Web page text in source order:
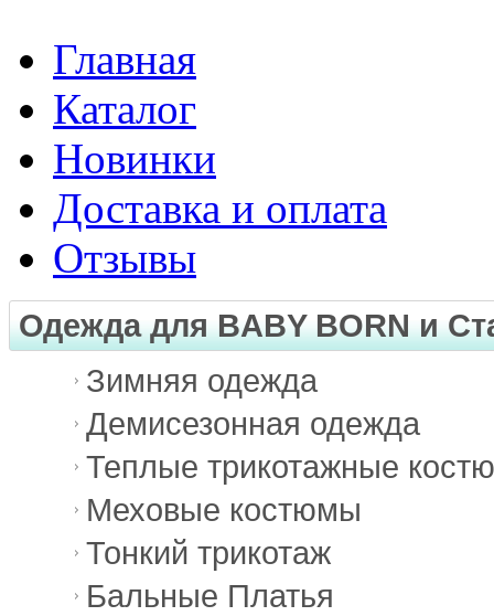
Главная
Каталог
Новинки
Доставка и оплата
Отзывы
Одежда для BABY BORN и
Зимняя одежда
Демисезонная одежда
Теплые трикотажные
Меховые костюмы
Тонкий трикотаж
Бальные Платья